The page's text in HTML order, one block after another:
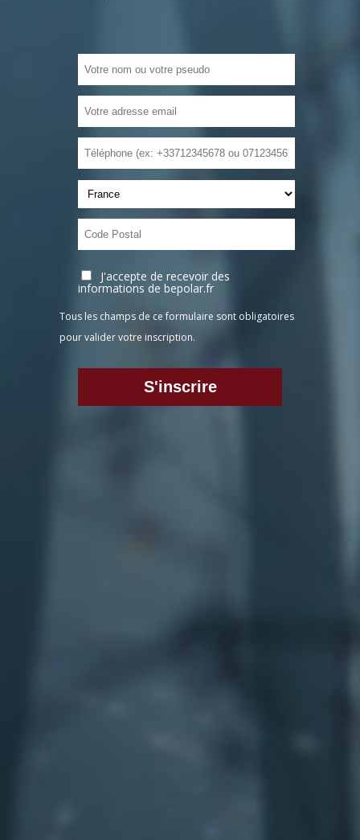
J'accepte de recevoir des
informations de bepolar.fr
Tous les champs de ce formulaire sont obligatoires
pour valider votre inscription.